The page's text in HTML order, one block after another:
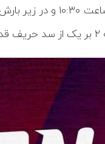
مصاف تیم